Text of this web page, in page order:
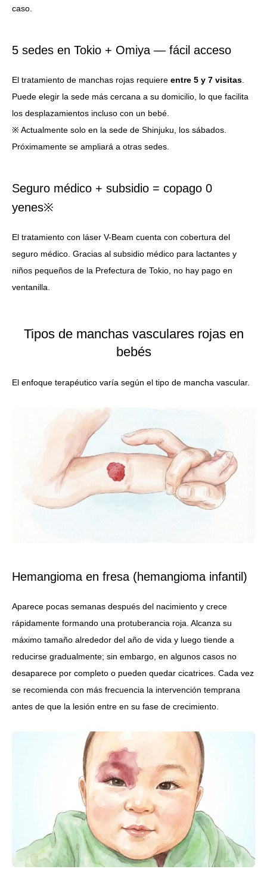
caso.
5 sedes en Tokio + Omiya — fácil acceso
El tratamiento de manchas rojas requiere entre 5 y 7 visitas
Puede elegir la sede más cercana a su domicilio, lo que facilita
los desplazamientos incluso con un bebé.
※ Actualmente solo en la sede de Shinjuku, los sábados.
Próximamente se ampliará a otras sedes.
Seguro médico + subsidio = copago 0
yenes※
El tratamiento con láser V-Beam cuenta con cobertura del
seguro médico. Gracias al subsidio médico para lactantes y
niños pequeños de la Prefectura de Tokio, no hay pago en
ventanilla.
Tipos de manchas vasculares rojas en
bebés
El enfoque terapéutico varía según el tipo de mancha vascular.
Hemangioma en fresa (hemangioma infantil)
Aparece pocas semanas después del nacimiento y crece
rápidamente formando una protuberancia roja. Alcanza su
máximo tamaño alrededor del año de vida y luego tiende a
reducirse gradualmente; sin embargo, en algunos casos no
desaparece por completo o pueden quedar cicatrices. Cada vez
se recomienda con más frecuencia la intervención temprana
antes de que la lesión entre en su fase de crecimiento.